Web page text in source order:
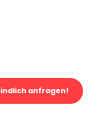
anfragen!